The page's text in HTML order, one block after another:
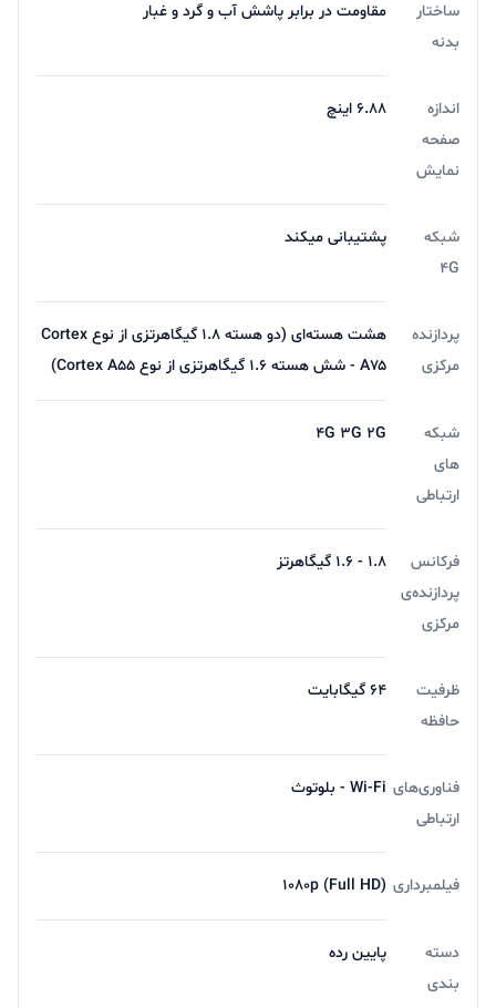
ساختار
بدنه
مقاومت در برابر پاشش آب و گرد و غبار
اندازه
صفحه
نمایش
۶.۸۸ اینچ
شبکه
4G
پشتیبانی میکند
پردازنده
مرکزی
هشت هسته‌ای (دو هسته ۱.۸ گیگاهرتزی از نوع Cortex
A۷۵ - شش هسته ۱.۶ گیگاهرتزی از نوع Cortex A۵۵)
شبکه
های
ارتباطی
۴G ۳G ۲G
فرکانس
پردازنده‌ی
مرکزی
۱.۸ - ۱.۶ گیگاهرتز
ظرفیت
حافظه
64 گیگابایت
فناوری‌های
ارتباطی
Wi-Fi - بلوتوث
فیلمبرداری ۱۰۸۰p (Full HD)
دسته
بندی
پایین رده